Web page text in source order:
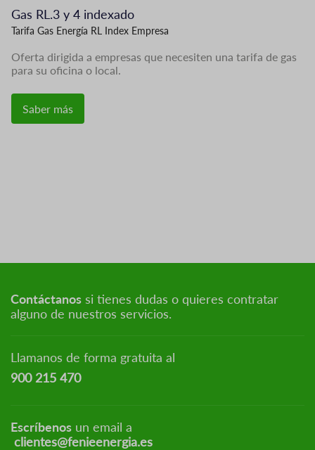
Gas RL.3 y 4 indexado
Tarifa Gas Energía RL Index Empresa
Oferta dirigida a empresas que necesiten una tarifa de gas
para su oficina o local.
Saber más
Contáctanos si tienes dudas o quieres contratar
alguno de nuestros servicios.
Llamanos de forma gratuita al
900 215 470
Escríbenos un email a
clientes@fenieenergia.es